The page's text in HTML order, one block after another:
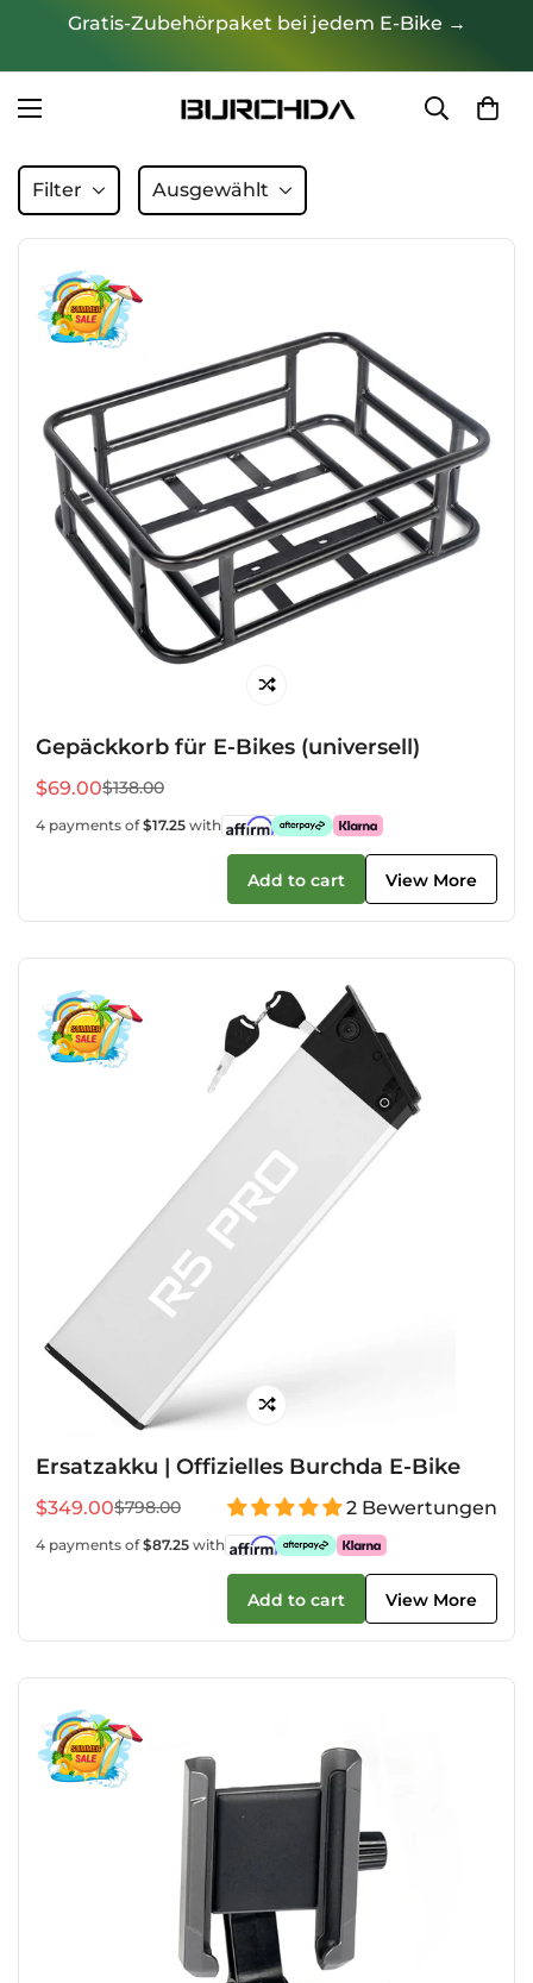
Gratis-Zubehörpaket bei jedem E-Bike →
Filter Ausgewählt
Gepäckkorb für E-Bikes (universell)
Verkaufspreis
$69.00
Regulärer
Preis
$138.00
4 payments of$17.25 with
Add to cart View More
Ersatzakku | Offizielles Burchda E-Bike
Verkaufspreis
$349.00
Regulärer
Preis
$798.00 2 Bewertungen
4 payments of$87.25 with
Add to cart View More